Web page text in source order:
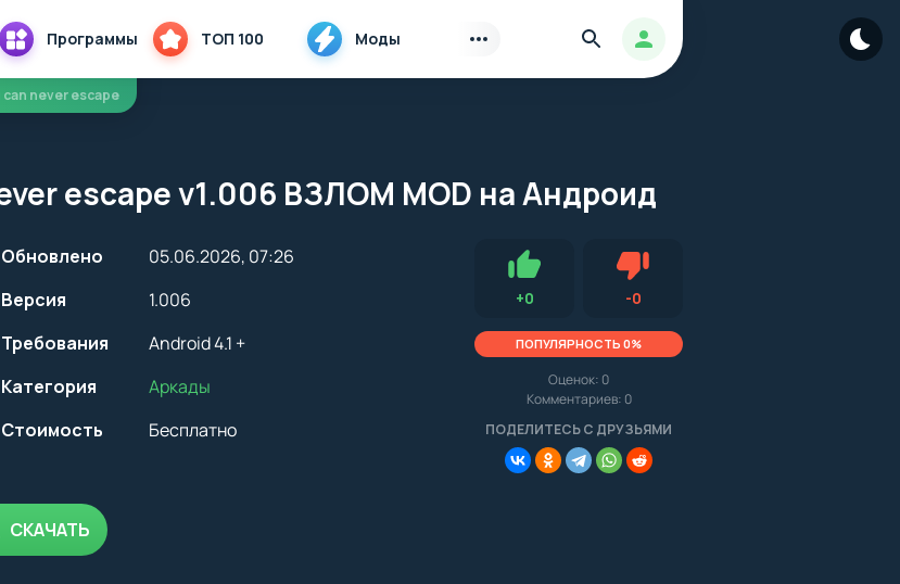
Программы ТОП 100 Моды Авторизация
Найти
can never escape
escape v1.006 ВЗЛОМ MOD на Андроид
Обновлено
05.06.2026, 07:26
Версия
1.006
Требования
Android 4.1 +
установкой приложения на устройство с Android, стоит
учитывать версию OS. Мы всегда указываем минимальные
Категория
Аркады
Стоимость
Бесплатно
+0Нравится -0Не нравится (0.0, 0, 15465)
ПОПУЛЯРНОСТЬ 0%
Оценок: 0
Комментариев: 0
СКАЧАТЬ